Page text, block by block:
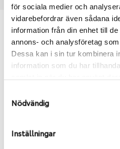
för sociala medier och
vidarebefordrar även sådana
information från din enhet till
annons- och analysföretag
Dessa kan i sin tur kombinera
information som du har
Nödvändig
Inställningar
Passar detta däck
Ange registreringsnummer
du valt passar din bilmodell.
dimensioner. Ibland kan
årens lopp och inte vara